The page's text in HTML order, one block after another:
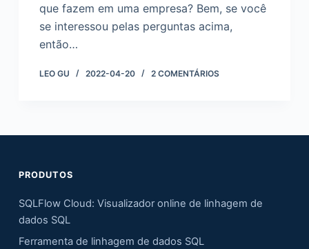
que fazem em uma empresa? Bem, se você
se interessou pelas perguntas acima,
então…
LEO GU 2022-04-20 2 COMENTÁRIOS
PRODUTOS
SQLFlow Cloud: Visualizador online de linhagem de
dados SQL
Ferramenta de linhagem de dados SQL